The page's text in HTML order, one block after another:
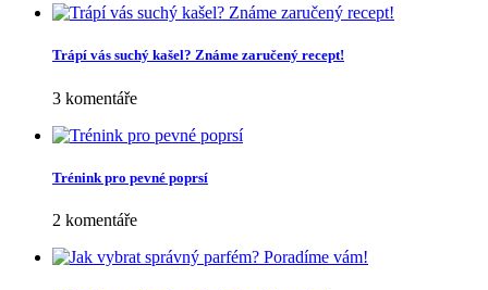
Trápí vás suchý kašel? Známe zaručený recept!
3 komentáře
Trénink pro pevné poprsí
2 komentáře